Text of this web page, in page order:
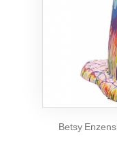
Betsy